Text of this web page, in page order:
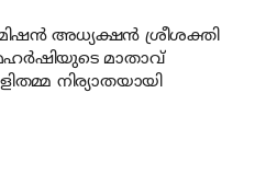
അധ്യക്ഷന്‍ ശ്രീശക്തി
മാതാവ്
നിര്യാതയായി